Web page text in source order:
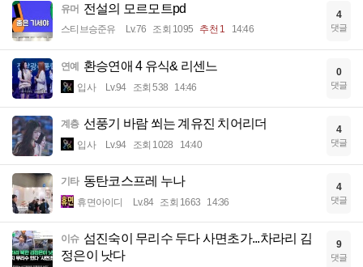
유머 전설의 모르모트pd
스티브승준유 Lv.76 조회 1095 추천 1 14:46
4
댓글
연예 환승연애 4 유식& 리센느
입사 Lv.94 조회 538 14:46
0
댓글
계층 선풍기 바람 쐬는 계유진 치어리더
입사 Lv.94 조회 1028 14:40
4
댓글
기타 동탄코스프레 누나
휴면아이디 Lv.84 조회 1663 14:36
4
댓글
이슈 섬진숙이 무리수 두다 사면초가...차라리 김
정은이 낫다
9
댓글